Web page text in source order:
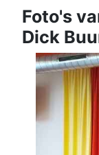
Foto's
Dick